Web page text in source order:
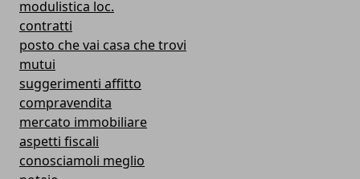
modulistica loc.
contratti
posto che vai casa che trovi
mutui
suggerimenti affitto
compravendita
mercato immobiliare
aspetti fiscali
conosciamoli meglio